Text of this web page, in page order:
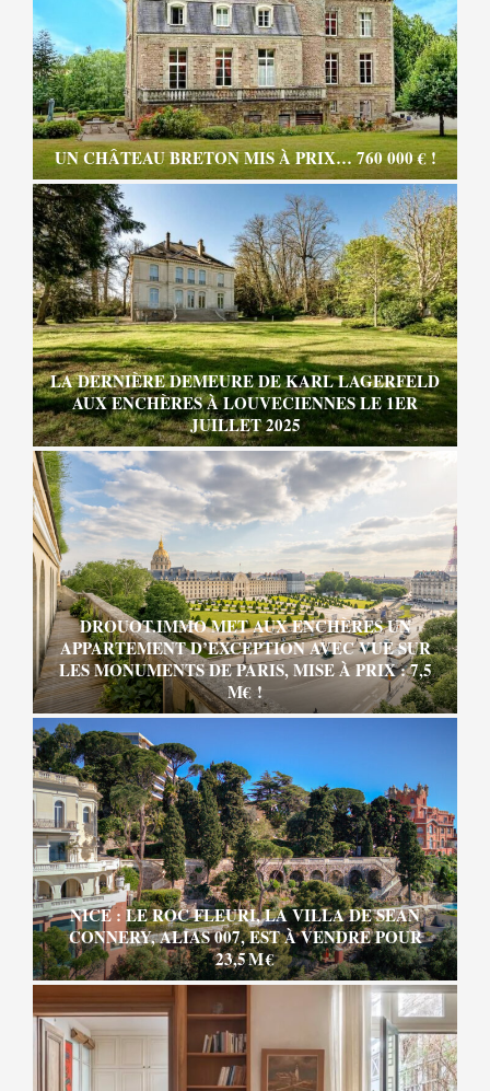
UN CHÂTEAU BRETON MIS À PRIX… 760 000 € !
LA DERNIÈRE DEMEURE DE KARL LAGERFELD
AUX ENCHÈRES À LOUVECIENNES LE 1ER
JUILLET 2025
DROUOT.IMMO MET AUX ENCHÈRES UN
APPARTEMENT D’EXCEPTION AVEC VUE SUR
LES MONUMENTS DE PARIS, MISE À PRIX : 7,5
M€ !
NICE : LE ROC FLEURI, LA VILLA DE SEAN
CONNERY, ALIAS 007, EST À VENDRE POUR
23,5 M €